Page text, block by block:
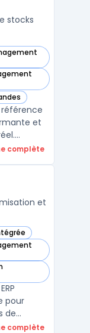
stocks
référence
et
par
complète
et
pour
de
avancée
complète